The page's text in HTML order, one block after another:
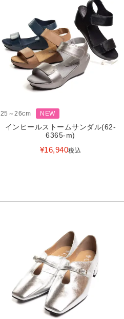
25～26cm NEW
インヒールストームサンダル(62-
6365-m)
¥16,940税込